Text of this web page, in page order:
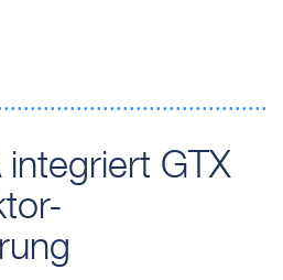
GTX